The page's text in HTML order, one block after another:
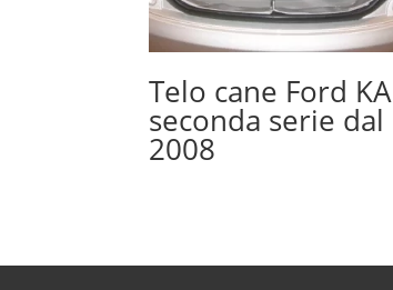
Telo cane Ford KA
seconda serie dal
2008